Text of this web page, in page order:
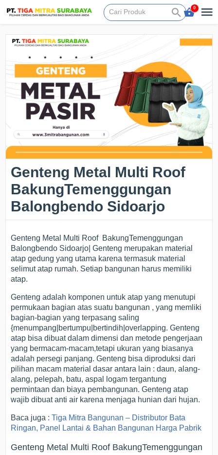
0
Genteng Metal Multi Roof
BakungTemenggungan
Balongbendo Sidoarjo
Genteng Metal Multi Roof BakungTemenggungan
Balongbendo Sidoarjo| Genteng merupakan material
atap gedung yang utama karena termasuk material
selimut atap rumah. Setiap bangunan harus memiliki
atap.
Genteng adalah komponen untuk atap yang menutupi
permukaan bagian atas suatu bangunan , yang memliki
bagian-bagian yang terpasang saling
{menumpang|bertumpu|bertindih|overlapping. Genteng
atap bisa dibuat dalam dimensi dan metode pengerjaan
yang bermacam-macam,tetapi ukuran yang biasanya
adalah persegi panjang. Genteng bisa diproduksi dari
pilihan macam material dasar antara lain : daun, alang-
alang, pelepah, batu, aspal logam tergantung
permintaan dan biaya pembangunan. Genteng atap
wajib dibuat anti air karena menjaga hunian dari hujan.
Baca juga :Tiga Mitra Bangunan – Distributor Bata
Ringan, Panel Lantai & Bahan Bangunan Harga Pabrik
Genteng Metal Multi Roof BakungTemenggungan